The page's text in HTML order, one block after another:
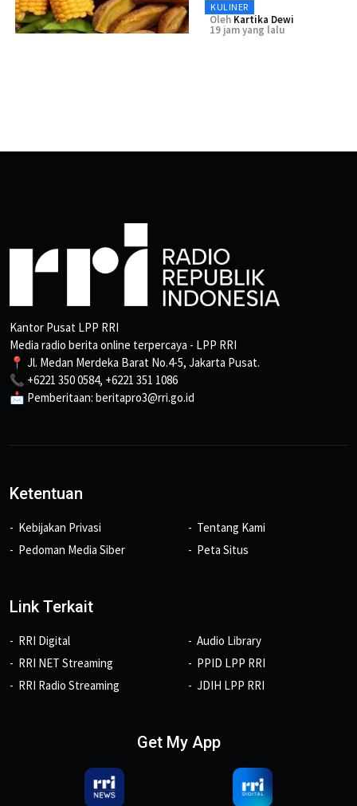
KULINER
Oleh Kartika Dewi
19 jam yang lalu
Kantor Pusat LPP RRI
Media radio berita online terpercaya - LPP RRI
📍 Jl. Medan Merdeka Barat No.4-5, Jakarta Pusat.
📞 +6221 350 0584, +6221 351 1086
📩 Pemberitaan: beritapro3@rri.go.id
Ketentuan
Kebijakan Privasi
Pedoman Media Siber
Tentang Kami
Peta Situs
Link Terkait
RRI Digital
RRI NET Streaming
RRI Radio Streaming
Audio Library
PPID LPP RRI
JDIH LPP RRI
Get My App